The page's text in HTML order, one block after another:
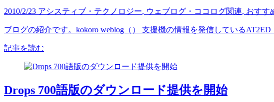
2010/2/23 アシスティブ・テクノロジー, ウェブログ・ココログ関連, おすす
ブログの紹介です。kokoro weblog（） 支援機の情報を発信している
記事を読む
Drops 700語版のダウンロード提供を開始